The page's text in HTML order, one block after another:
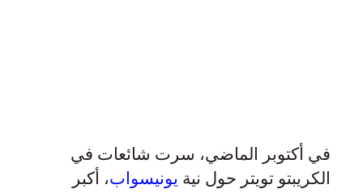
في أكتوبر الماضي، سرت شائعات في
الكريبتو تويتر حول نية يونيسواب، أكبر